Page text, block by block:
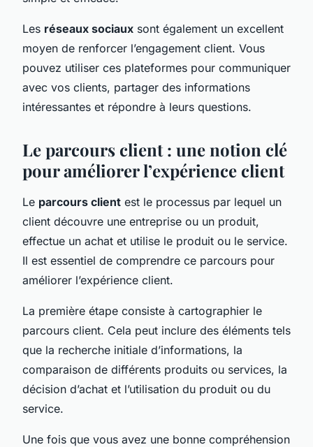
Les réseaux sociaux sont également un excellent
moyen de renforcer l’engagement client. Vous
pouvez utiliser ces plateformes pour communiquer
avec vos clients, partager des informations
intéressantes et répondre à leurs questions.
Le parcours client : une notion clé
pour améliorer l’expérience client
Le parcours client est le processus par lequel un
client découvre une entreprise ou un produit,
effectue un achat et utilise le produit ou le service.
Il est essentiel de comprendre ce parcours pour
améliorer l’expérience client.
La première étape consiste à cartographier le
parcours client. Cela peut inclure des éléments tels
que la recherche initiale d’informations, la
comparaison de différents produits ou services, la
décision d’achat et l’utilisation du produit ou du
service.
Une fois que vous avez une bonne compréhension